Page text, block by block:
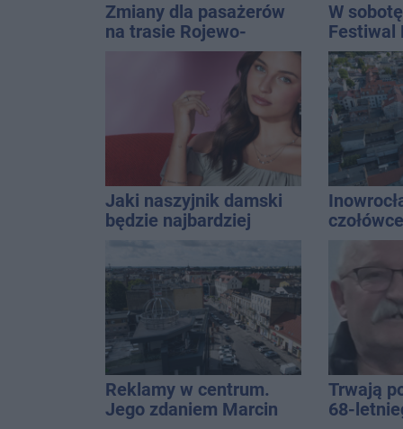
Zmiany dla pasażerów
na trasie Rojewo-
Inowrocław
W
Festiwal
Jaki naszyjnik damski
będzie najbardziej
uniwersalny? Modele,
które pasują do wielu
stylizacji
analizy
miasto
na upały
Reklamy w centrum.
Jego zdaniem Marcin
Trwają
68-